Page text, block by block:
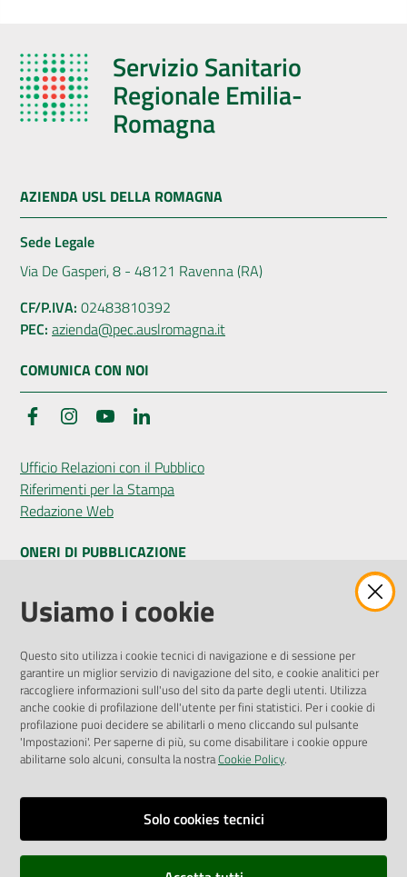
Servizio Sanitario
Regionale Emilia-
Romagna
AZIENDA USL DELLA ROMAGNA
Sede Legale
Via De Gasperi, 8 - 48121 Ravenna (RA)
CF/P.IVA: 02483810392
PEC: azienda@pec.auslromagna.it
COMUNICA CON NOI
FacebookInstagramYouTube
Ufficio Relazioni con il Pubblico
Riferimenti per la Stampa
Redazione Web
ONERI DI PUBBLICAZIONE
Amministrazione Trasparente
Pubblicità legale
Privacy Policy
Attuazione Misure PNRR
Liste di Attesa
ENTI, IMPRESE E PARTNER
Fatturazione Elettronica
Richiesta Patrocinio
Usiamo i cookie
Questo sito utilizza i cookie tecnici di navigazione e di sessione per
garantire un miglior servizio di navigazione del sito, e cookie analitici per
raccogliere informazioni sull'uso del sito da parte degli utenti. Utilizza
anche cookie di profilazione dell'utente per fini statistici. Per i cookie di
profilazione puoi decidere se abilitarli o meno cliccando sul pulsante
'Impostazioni'. Per saperne di più, su come disabilitare i cookie oppure
abilitarne solo alcuni, consulta la nostraCookie Policy.
Solo cookies tecnici